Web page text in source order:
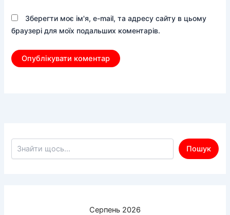
Зберегти моє ім'я, e-mail, та адресу сайту в цьому
браузері для моїх подальших коментарів.
Пошук
Серпень 2026